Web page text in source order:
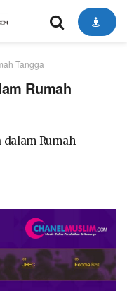
Tangga
Rumah
Rumah